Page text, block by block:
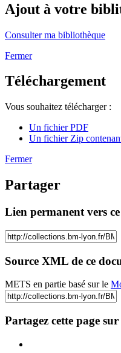
Ajout à votre
Consulter ma bibliothèque
Fermer
Téléchargement
Vous souhaitez télécharger :
Un fichier PDF
Un fichier Zip
Fermer
Partager
Lien permanent vers
Source XML de ce
METS en partie basé sur le
Partagez cette page